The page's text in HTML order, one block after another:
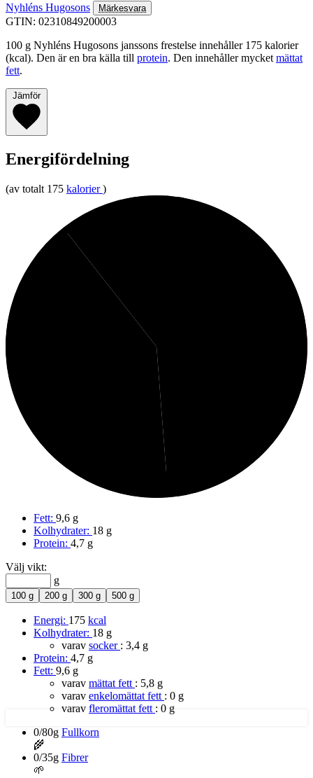
Nyhléns Hugosons Märkesvara
GTIN: 02310849200003
100 g Nyhléns Hugosons janssons frestelse innehåller 175 kalorier
(kcal). Den är en bra källa till protein. Den innehåller mycketmättat
fett.
Jämför
Energifördelning
(av totalt 175 kalorier )
Fett: 9,6 g
Kolhydrater: 18 g
Protein: 4,7 g
Välj vikt:
g
100 g 200 g 300 g 500 g
Energi: 175 kcal
Kolhydrater: 18 g
varav socker : 3,4 g
Protein: 4,7 g
Fett: 9,6 g
varav mättat fett : 5,8 g
varav enkelomättat fett : 0 g
varav fleromättat fett : 0 g
0/80g Fullkorn
🌾
0/35g Fibrer
🌱